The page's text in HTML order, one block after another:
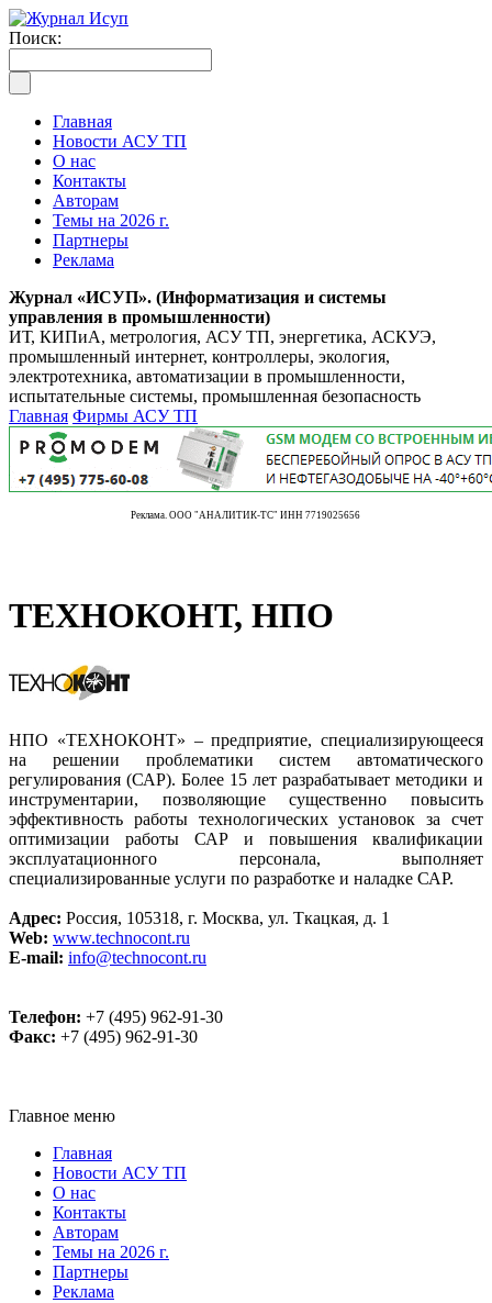
Поиск:
Главная
Новости АСУ ТП
О нас
Контакты
Авторам
Темы на 2026 г.
Партнеры
Реклама
Журнал «ИСУП». (Информатизация и системы
управления в промышленности)
ИТ, КИПиА, метрология, АСУ ТП, энергетика, АСКУЭ,
промышленный интернет, контроллеры, экология,
электротехника, автоматизации в промышленности,
испытательные системы, промышленная безопасность
Главная Фирмы АСУ ТП
Реклама. ООО "АНАЛИТИК-ТС" ИНН 7719025656
ТЕХНОКОНТ, НПО
НПО «ТЕХНОКОНТ» – предприятие, специализирующееся
на решении проблематики систем автоматического
регулирования (САР). Более 15 лет разрабатывает методики и
инструментарии, позволяющие существенно повысить
эффективность работы технологических установок за счет
оптимизации работы САР и повышения квалификации
эксплуатационного персонала, выполняет
специализированные услуги по разработке и наладке САР.
Адрес: Россия, 105318, г. Москва, ул. Ткацкая, д. 1
Web: www.technocont.ru
E-mail: info@technocont.ru
Телефон: +7 (495) 962-91-30
Факс: +7 (495) 962-91-30
Главное меню
Главная
Новости АСУ ТП
О нас
Контакты
Авторам
Темы на 2026 г.
Партнеры
Реклама